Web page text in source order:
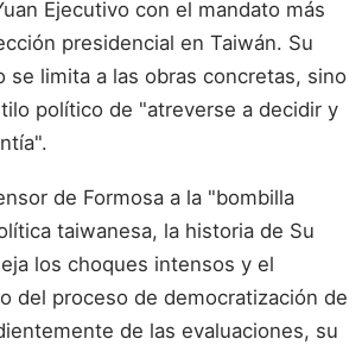
Ejecutivo con el mandato más
presidencial en Taiwán. Su
se limita a las obras concretas, sino
político de "atreverse a decidir y
de Formosa a la "bombilla
taiwanesa, la historia de Su
los choques intensos y el
del proceso de democratización de
de las evaluaciones, su